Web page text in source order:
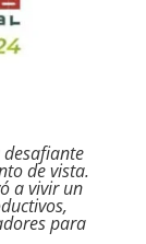
de vista.
a vivir un
para